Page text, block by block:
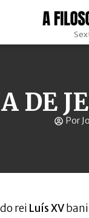
DE
Por
rei Luís XV